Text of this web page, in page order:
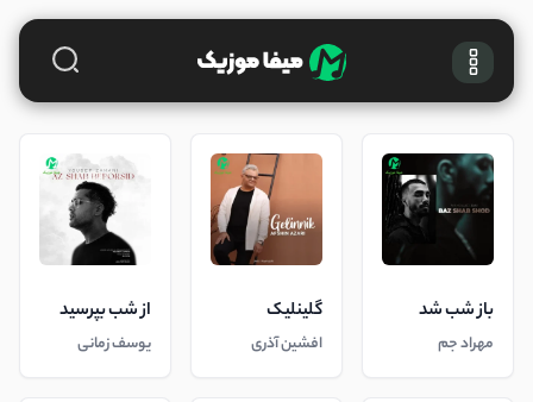
باز شب شد
مهراد جم
گلینلیک
افشین آذری
از شب بپرسید
یوسف زمانی